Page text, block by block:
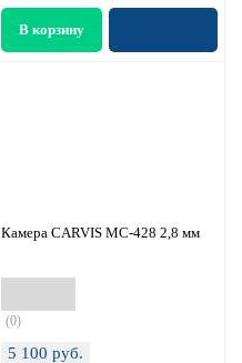
Камера CARVIS MC-428 2,8 мм
(0)
5 100 руб.